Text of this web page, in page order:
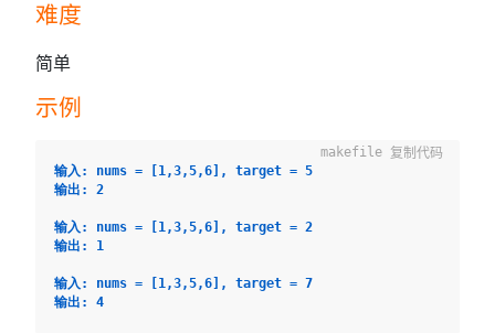
难度
简单
示例
输入: nums = [1,3,5,6], target = 5
输出: 2
输入: nums = [1,3,5,6], target = 2
输出: 1
输入: nums = [1,3,5,6], target = 7
输出: 4
复制代码